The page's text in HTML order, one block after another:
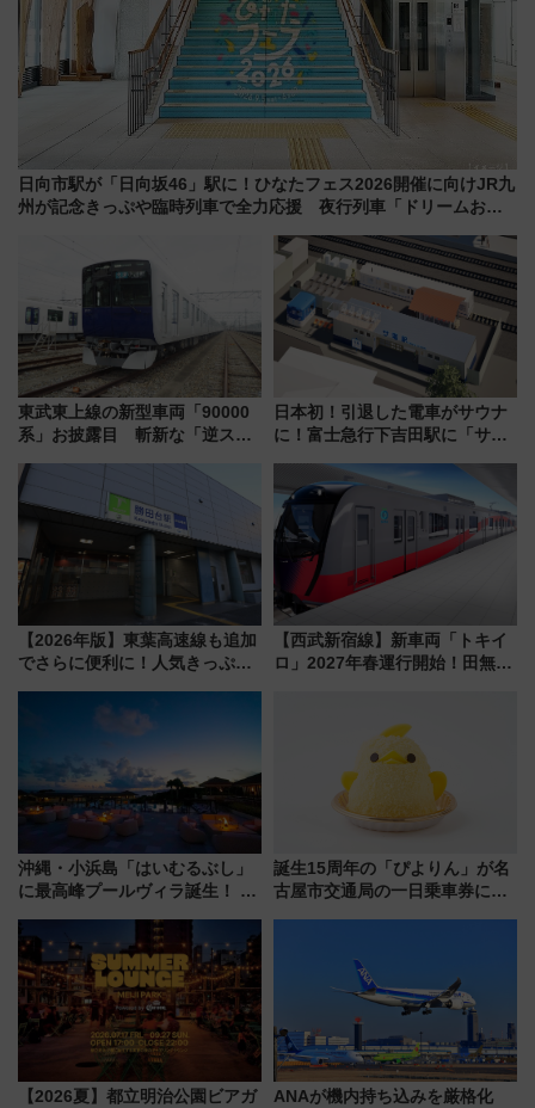
日向市駅が「日向坂46」駅に！ひなたフェス2026開催に向けJR九
州が記念きっぷや臨時列車で全力応援 夜行列車「ドリームおひ
東武東上線の新型車両「90000
系」お披露目 斬新な「逆スラ
放的な車内空間に注目、デビュ
ーは9月
日本初！引退した電車がサウナ
に！富士急行下吉田駅に「サ電
業 行き交う電車の音や振動を
感じながら「ととのう」新感覚
【2026年版】東葉高速線も追加
でさらに便利に！人気きっぷ
今年も発売 秋・早春に千葉県を
【西武新宿線】新車両「トキイ
ロ」2027年春運行開始！田無・
沖縄・小浜島「はいむるぶし」
に最高峰プールヴィラ誕生！ 石
美旅「何もしない贅沢」を体験
してみない？
誕生15周年の「ぴよりん」が名
古屋市交通局の一日乗車券に！
【2026夏】都立明治公園ビアガ
ANAが機内持ち込みを厳格化